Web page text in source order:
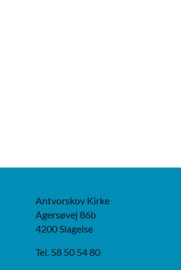
Antvorskov Kirke
Agersøvej 86b
4200 Slagelse
Tel. 58 50 54 80